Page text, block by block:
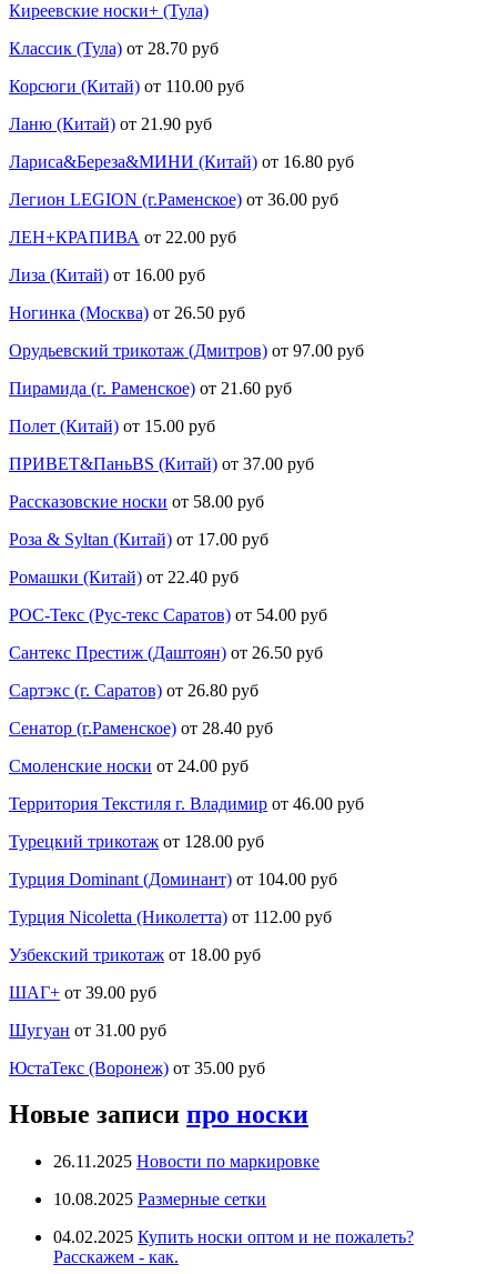
Киреевские носки+ (Тула)
Классик (Тула) от 28.70 руб
Корсюги (Китай) от 110.00 руб
Ланю (Китай) от 21.90 руб
Лариса&Береза&МИНИ (Китай) от 16.80 руб
Легион LEGION (г.Раменское) от 36.00 руб
ЛЕН+КРАПИВА от 22.00 руб
Лиза (Китай) от 16.00 руб
Ногинка (Москва) от 26.50 руб
Орудьевский трикотаж (Дмитров) от 97.00 руб
Пирамида (г. Раменское) от 21.60 руб
Полет (Китай) от 15.00 руб
ПРИВЕТ&ПаньBS (Китай) от 37.00 руб
Рассказовские носки от 58.00 руб
Роза & Syltan (Китай) от 17.00 руб
Ромашки (Китай) от 22.40 руб
РОС-Текс (Рус-текс Саратов) от 54.00 руб
Сантекс Престиж (Даштоян) от 26.50 руб
Сартэкс (г. Саратов) от 26.80 руб
Сенатор (г.Раменское) от 28.40 руб
Смоленские носки от 24.00 руб
Территория Текстиля г. Владимир от 46.00 руб
Турецкий трикотаж от 128.00 руб
Турция Dominant (Доминант) от 104.00 руб
Турция Nicoletta (Николетта) от 112.00 руб
Узбекский трикотаж от 18.00 руб
ШАГ+ от 39.00 руб
Шугуан от 31.00 руб
ЮстаТекс (Воронеж) от 35.00 руб
Новые записи про носки
26.11.2025 Новости по маркировке
10.08.2025 Размерные сетки
04.02.2025 Купить носки оптом и не пожалеть?
Расскажем - как.